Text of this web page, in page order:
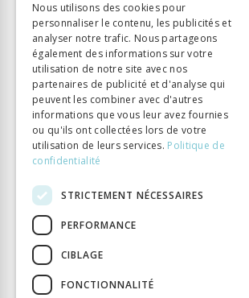
Type de livre
Monographie
DOI
10.33056/ANTIPODES.12091
ITALIAN
Nous utilisons des cookies pour
personnaliser le contenu, les publicités et
analyser notre trafic. Nous partageons
également des informations sur votre
utilisation de notre site avec nos
partenaires de publicité et d'analyse qui
peuvent les combiner avec d'autres
informations que vous leur avez fournies
ou qu'ils ont collectées lors de votre
utilisation de leurs services. Politique de
confidentialité
STRICTEMENT NÉCESSAIRES
PERFORMANCE
CIBLAGE
FONCTIONNALITÉ